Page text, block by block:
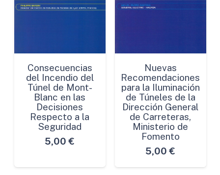
Consecuencias
del Incendio del
Túnel de Mont-
Blanc en las
Decisiones
Respecto a la
Seguridad
5,00 €
Nuevas
Recomendaciones
para la Iluminación
de Túneles de la
Dirección General
de Carreteras,
Ministerio de
Fomento
5,00 €